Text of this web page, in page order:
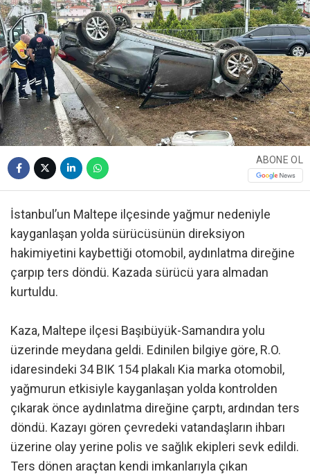
ABONE OL
İstanbul’un Maltepe ilçesinde yağmur nedeniyle
kayganlaşan yolda sürücüsünün direksiyon
hakimiyetini kaybettiği otomobil, aydınlatma direğine
çarpıp ters döndü. Kazada sürücü yara almadan
kurtuldu.
Kaza, Maltepe ilçesi Başıbüyük-Samandıra yolu
üzerinde meydana geldi. Edinilen bilgiye göre, R.O.
idaresindeki 34 BIK 154 plakalı Kia marka otomobil,
yağmurun etkisiyle kayganlaşan yolda kontrolden
çıkarak önce aydınlatma direğine çarptı, ardından ters
döndü. Kazayı gören çevredeki vatandaşların ihbarı
üzerine olay yerine polis ve sağlık ekipleri sevk edildi.
Ters dönen araçtan kendi imkanlarıyla çıkan